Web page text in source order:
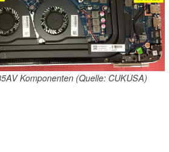
Komponenten (Quelle: CUKUSA)